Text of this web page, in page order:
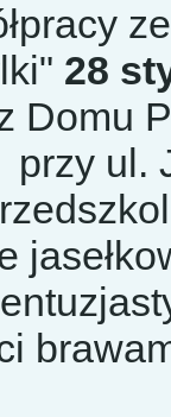
28
Domu
przy ul.